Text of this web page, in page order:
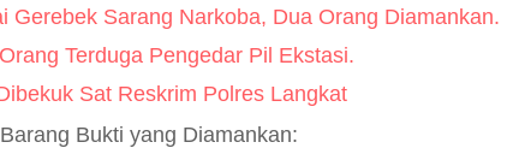
Sarang Narkoba, Dua Orang Diamankan.
Terduga Pengedar Pil Ekstasi.
Sat Reskrim Polres Langkat
Bukti yang Diamankan: